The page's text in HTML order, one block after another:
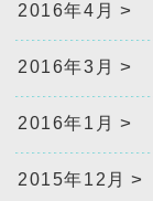
2016年4月
2016年3月
2016年1月
2015年12月